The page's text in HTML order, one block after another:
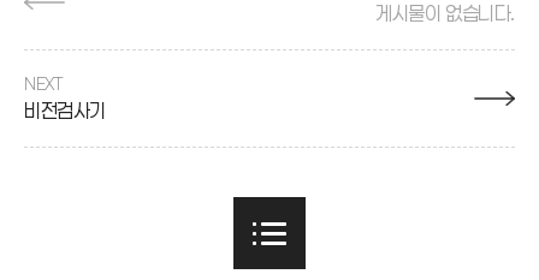
게시물이 없습니다.
NEXT
비전검사기